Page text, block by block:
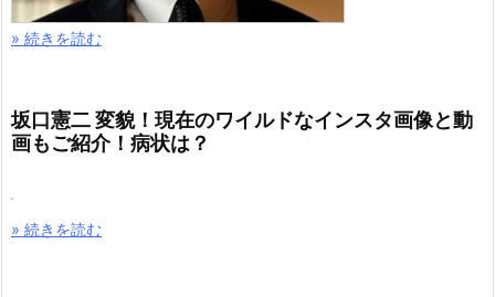
» 続きを読む
坂口憲二 変貌！現在のワイルドなインスタ画像と動
画もご紹介！病状は？
» 続きを読む